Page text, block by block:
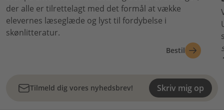
der alle er tilrettelagt med det formål at vække
elevernes læseglæde og lyst til fordybelse i
skønlitteratur.
Bestil
Tilmeld dig vores nyhedsbrev! Skriv mig op